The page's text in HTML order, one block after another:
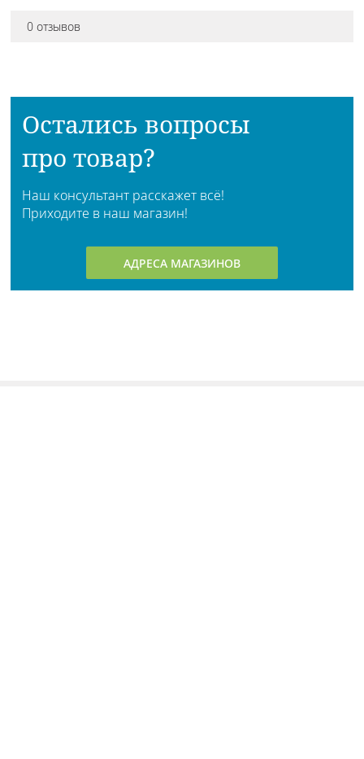
0 отзывов
Остались вопросы
про товар?
Наш консультант расскажет всё!
Приходите в наш магазин!
АДРЕСА МАГАЗИНОВ